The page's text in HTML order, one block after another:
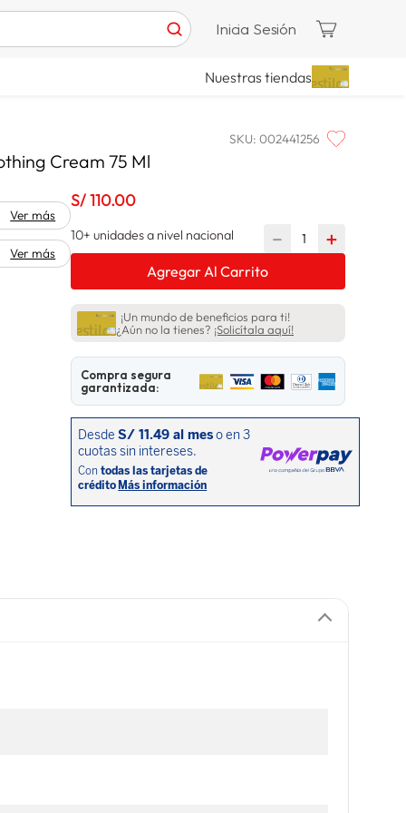
Inicia Sesión
Nuestras tiendas
SKU: 002441256
Cream 75 Ml
Ver más
Ver más
S/110.00
10+ unidades a nivel nacional ＋
－
Agregar Al Carrito
¡Un mundo de beneficios para ti!
¿Aún no la tienes? ¡Solicítala aquí!
Compra segura
garantizada: